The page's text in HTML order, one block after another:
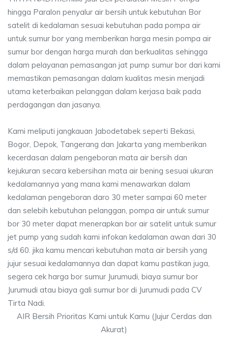
hingga Paralon penyalur air bersih untuk kebutuhan Bor
satelit di kedalaman sesuai kebutuhan pada pompa air
untuk sumur bor yang memberikan harga mesin pompa air
sumur bor dengan harga murah dan berkualitas sehingga
dalam pelayanan pemasangan jat pump sumur bor dari kami
memastikan pemasangan dalam kualitas mesin menjadi
utama keterbaikan pelanggan dalam kerjasa baik pada
perdagangan dan jasanya.
Kami meliputi jangkauan Jabodetabek seperti Bekasi,
Bogor, Depok, Tangerang dan Jakarta yang memberikan
kecerdasan dalam pengeboran mata air bersih dan
kejukuran secara kebersihan mata air bening sesuai ukuran
kedalamannya yang mana kami menawarkan dalam
kedalaman pengeboran daro 30 meter sampai 60 meter
dan selebih kebutuhan pelanggan, pompa air untuk sumur
bor 30 meter dapat menerapkan bor air satelit untuk sumur
jet pump yang sudah kami infokan kedalaman awan dari 30
s/d 60. jika kamu mencari kebutuhan mata air bersih yang
jujur sesuai kedalamannya dan dapat kamu pastikan juga,
segera cek harga bor sumur Jurumudi, biaya sumur bor
Jurumudi atau biaya gali sumur bor di Jurumudi pada CV
Tirta Nadi.
AIR Bersih Prioritas Kami untuk Kamu (Jujur Cerdas dan
Akurat)